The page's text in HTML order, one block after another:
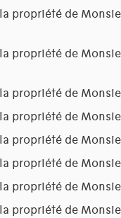
propriété de
propriété de
propriété de
propriété de
propriété de
propriété de
propriété de
propriété de